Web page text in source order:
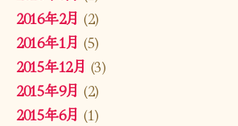
2016年2月 (2)
2016年1月 (5)
2015年12月 (3)
2015年9月 (2)
2015年6月 (1)